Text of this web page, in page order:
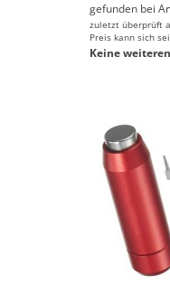
gefunden bei
zuletzt überprüft
Preis kann sich
Keine